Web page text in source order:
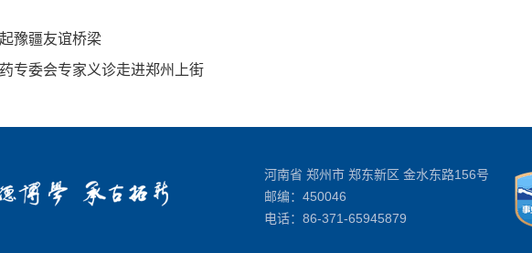
豫疆友谊桥梁
专委会专家义诊走进郑州上街
河南省 郑州市 郑东新区 金水东路156号
邮编：450046
电话： 86-371-65945879